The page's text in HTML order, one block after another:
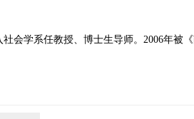
会学系任教授、博士生导师。2006年被